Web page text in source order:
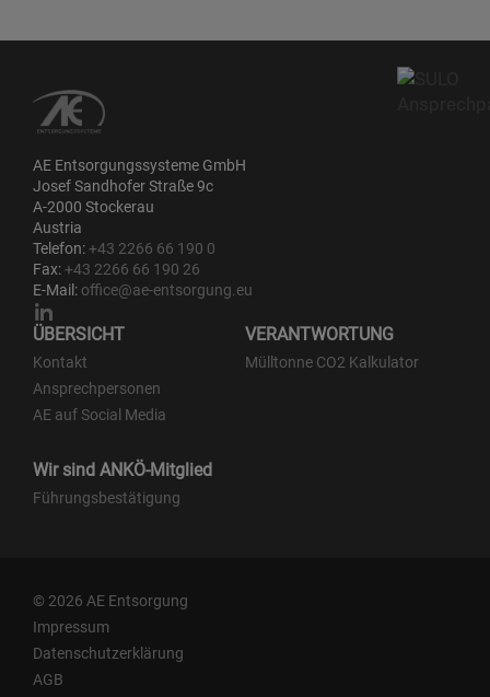
AE Entsorgungssysteme GmbH
Josef Sandhofer Straße 9c
A-2000 Stockerau
Austria
Telefon:+43 2266 66 190 0
Fax:+43 2266 66 190 26
E-Mail: office@ae-entsorgung.eu
ÜBERSICHT
Kontakt
Ansprechpersonen
AE auf Social Media
VERANTWORTUNG
Mülltonne CO2 Kalkulator
Wir sind ANKÖ-Mitglied
Führungsbestätigung
© 2026 AE Entsorgung
Impressum
Datenschutzerklärung
AGB